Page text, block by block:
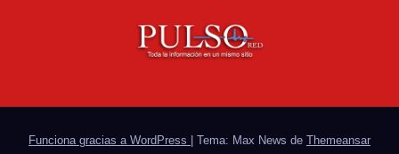
Funciona gracias a WordPress | Tema: Max News de Themeansar